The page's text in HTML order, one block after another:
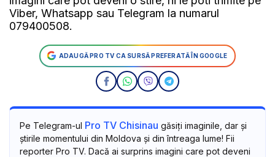
Viber, Whatsapp sau Telegram la numarul
079400508.
ADAUGĂ PRO TV CA SURSĂ PREFERATĂ ÎN GOOGLE
Pe Telegram-ul Pro TV Chisinau găsiți imaginile, dar și
știrile momentului din Moldova și din întreaga lume! Fii
reporter Pro TV. Dacă ai surprins imagini care pot deveni